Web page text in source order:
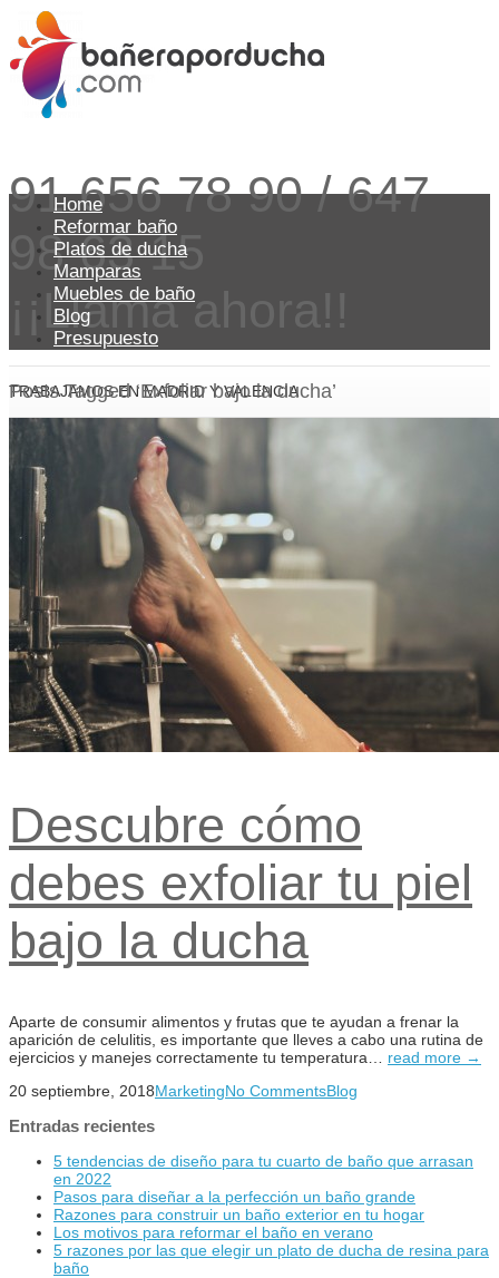
91 656 78 90 / 647
98 63 15
¡¡Llama ahora!!
TRABAJAMOS EN MADRID Y VALENCIA
Home
Reformar baño
Platos de ducha
Mamparas
Muebles de baño
Blog
Presupuesto
Posts Tagged ‘Exfoliar bajo la ducha’
Descubre cómo
debes exfoliar tu piel
bajo la ducha
Aparte de consumir alimentos y frutas que te ayudan a frenar la
aparición de celulitis, es importante que lleves a cabo una rutina de
ejercicios y manejes correctamente tu temperatura… read more →
20 septiembre, 2018MarketingNo CommentsBlog
Entradas recientes
5 tendencias de diseño para tu cuarto de baño que arrasan
en 2022
Pasos para diseñar a la perfección un baño grande
Razones para construir un baño exterior en tu hogar
Los motivos para reformar el baño en verano
5 razones por las que elegir un plato de ducha de resina para
baño